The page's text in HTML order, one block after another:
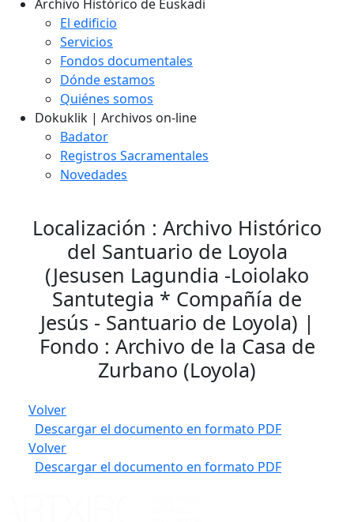
Archivo Histórico de Euskadi
El edificio
Servicios
Fondos documentales
Dónde estamos
Quiénes somos
Dokuklik | Archivos on-line
Badator
Registros Sacramentales
Novedades
Localización : Archivo Histórico
del Santuario de Loyola
(Jesusen Lagundia -Loiolako
Santutegia * Compañía de
Jesús - Santuario de Loyola) |
Fondo : Archivo de la Casa de
Zurbano (Loyola)
Volver
Descargar el documento en formato PDF
Volver
Descargar el documento en formato PDF